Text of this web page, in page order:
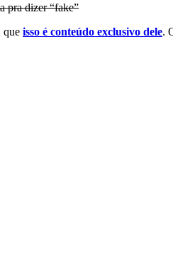
pra dizer “fake”
que isso é conteúdo exclusivo dele.